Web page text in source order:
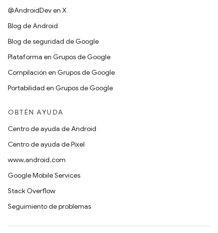
@AndroidDev en X
Blog de Android
Blog de seguridad de Google
Plataforma en Grupos de Google
Compilación en Grupos de Google
Portabilidad en Grupos de Google
OBTÉN AYUDA
Centro de ayuda de Android
Centro de ayuda de Pixel
www.android.com
Google Mobile Services
Stack Overflow
Seguimiento de problemas